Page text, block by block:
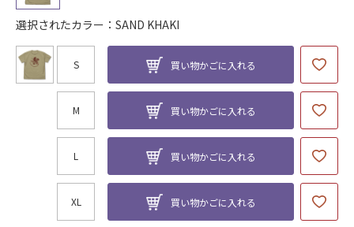
選択されたカラー：SAND KHAKI
S 買い物かごに入れる
M 買い物かごに入れる
L 買い物かごに入れる
XL 買い物かごに入れる